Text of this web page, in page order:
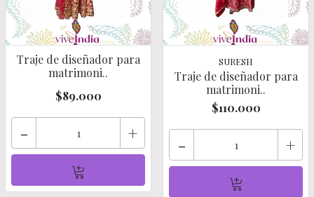
Traje de diseñador para
matrimoni..
$89.000
- +
SURESH
Traje de diseñador para
matrimoni..
$110.000
- +